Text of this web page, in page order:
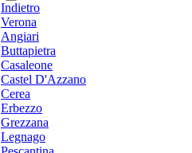
Indietro
Verona
Angiari
Buttapietra
Casaleone
Castel D'Azzano
Cerea
Erbezzo
Grezzana
Legnago